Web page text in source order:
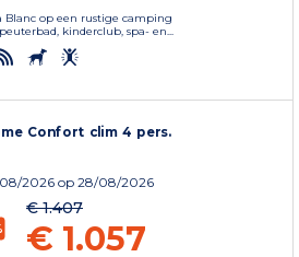
Blanc op een rustige camping
kinderclub, spa- en...
Confort clim 4 pers.
2026 op 28/08/2026
€ 1.407
€ 1.057